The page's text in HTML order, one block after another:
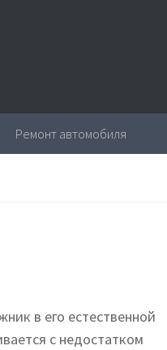
Ремонт автомобиля
в его естественной
с недостатком